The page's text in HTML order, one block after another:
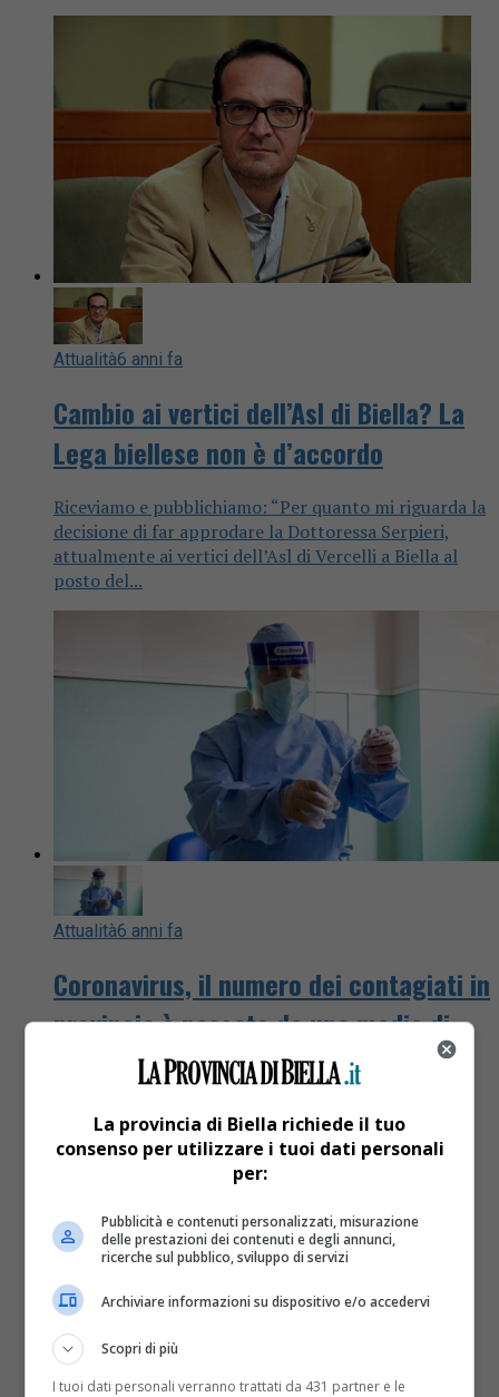
Attualità6 anni fa
Cambio ai vertici dell’Asl di Biella? La
Lega biellese non è d’accordo
Riceviamo e pubblichiamo: “Per quanto mi riguarda la
decisione di far approdare la Dottoressa Serpieri,
attualmente ai vertici dell’Asl di Vercelli a Biella al
posto del...
Attualità6 anni fa
Coronavirus, il numero dei contagiati in
provincia è passato da una media di
quattro giornalieri ai 18 di ieri sera
Sono in aumento i contagiati da Covid 19 nella
provincia di Biella. I numeri in assoluto rimangono
bassi ma rispetto alla scorsa settimana quando si
La provincia di Biella richiede il tuo
consenso per utilizzare i tuoi dati personali
per:
Pubblicità e contenuti personalizzati, misurazione
delle prestazioni dei contenuti e degli annunci,
ricerche sul pubblico, sviluppo di servizi
Archiviare informazioni su dispositivo e/o accedervi
Scopri di più
I tuoi dati personali verranno trattati da 431 partner e le